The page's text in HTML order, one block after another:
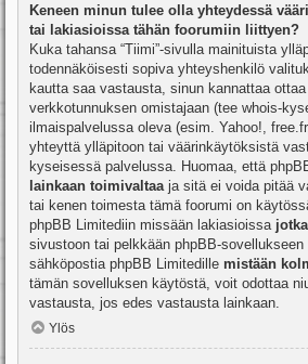
Keneen minun tulee olla yhteydessä
tai lakiasioissa tähän foorumiin liittyen?
Kuka tahansa “Tiimi”-sivulla mainituista
todennäköisesti sopiva yhteyshenkilö
kautta saa vastausta, sinun kannattaa
verkkotunnuksen omistajaan (tee whois-
ilmaispalvelussa oleva (esim. Yahoo!,
yhteyttä ylläpitoon tai väärinkäytöksistä
kyseisessä palvelussa. Huomaa, että
lainkaan toimivaltaa ja sitä ei voida pitää
tai kenen toimesta tämä foorumi on
phpBB Limitediin missään lakiasioissa
sivustoon tai pelkkään phpBB-
sähköpostia phpBB Limitedille mistään
tämän sovelluksen käytöstä, voit odottaa
vastausta, jos edes vastausta lainkaan.
Ylös